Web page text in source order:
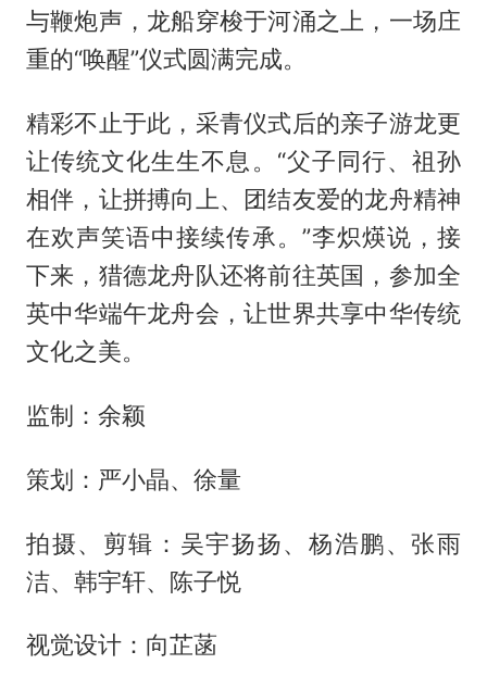
与鞭炮声，龙船穿梭于河涌之上，一场庄
重的“唤醒”仪式圆满完成。
精彩不止于此，采青仪式后的亲子游龙更
让传统文化生生不息。“父子同行、祖孙
相伴，让拼搏向上、团结友爱的龙舟精神
在欢声笑语中接续传承。”李炽煐说，接
下来，猎德龙舟队还将前往英国，参加全
英中华端午龙舟会，让世界共享中华传统
文化之美。
监制：余颖
策划：严小晶、徐量
拍摄、剪辑：吴宇扬扬、杨浩鹏、张雨
洁、韩宇轩、陈子悦
视觉设计：向芷菡